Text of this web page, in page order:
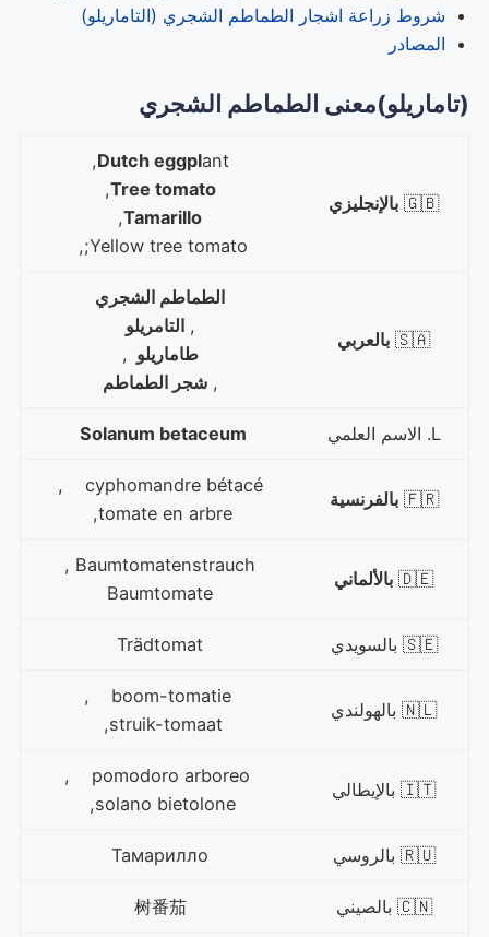
شروط زراعة اشجار الطماطم الشجري (التاماريلو)
المصادر
(تاماريلو)معنى الطماطم الشجري
🇬🇧 بالإنجليزي
Dutch eggplant,
Tree tomato
,
Tamarillo
,
Yellow tree tomato;,
🇸🇦 بالعربي
الطماطم الشجري
,التامريلو
طاماريلو ,
,شجر الطماطم
L. الاسم العلمي Solanum betaceum
🇫🇷 بالفرنسية
cyphomandre bétacé ,
tomate en arbre,
🇩🇪 بالألماني
Baumtomatenstrauch
,
Baumtomate
🇸🇪 بالسويدي
🇳🇱 بالهولندي
boom-tomatie ,
struik-tomaat,
🇮🇹 بالإيطالي
solano bietolone,
🇷🇺 بالروسي
🇨🇳 بالصيني 树番茄